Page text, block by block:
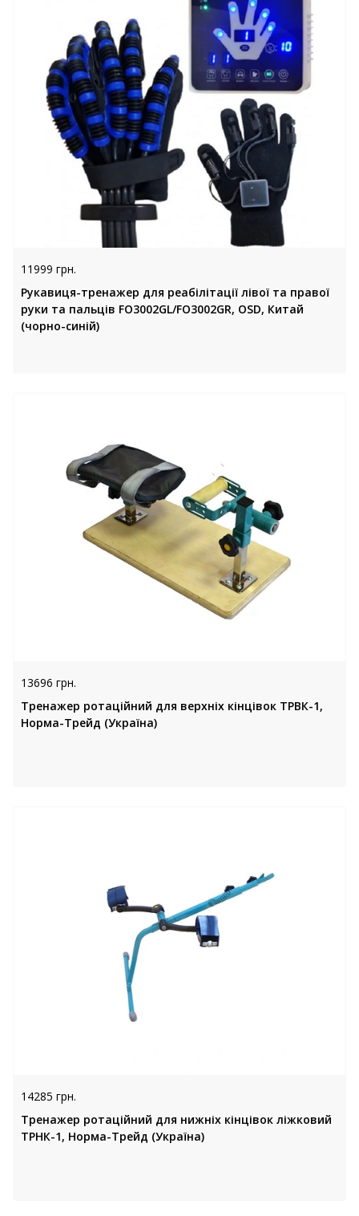
11999 грн.
Рукавиця-тренажер для реабілітації лівої та правої
руки та пальців FO3002GL/FO3002GR, OSD, Китай
(чорно-синій)
13696 грн.
Тренажер ротаційний для верхніх кінцівок ТРВК-1,
Норма-Трейд (Україна)
14285 грн.
Тренажер ротаційний для нижніх кінцівок ліжковий
ТРНК-1, Норма-Трейд (Україна)